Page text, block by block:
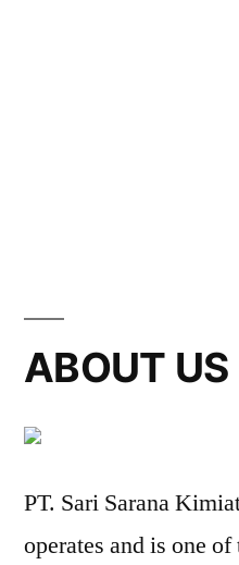
ABOUT US
PT. Sari Sarana
operates and is one